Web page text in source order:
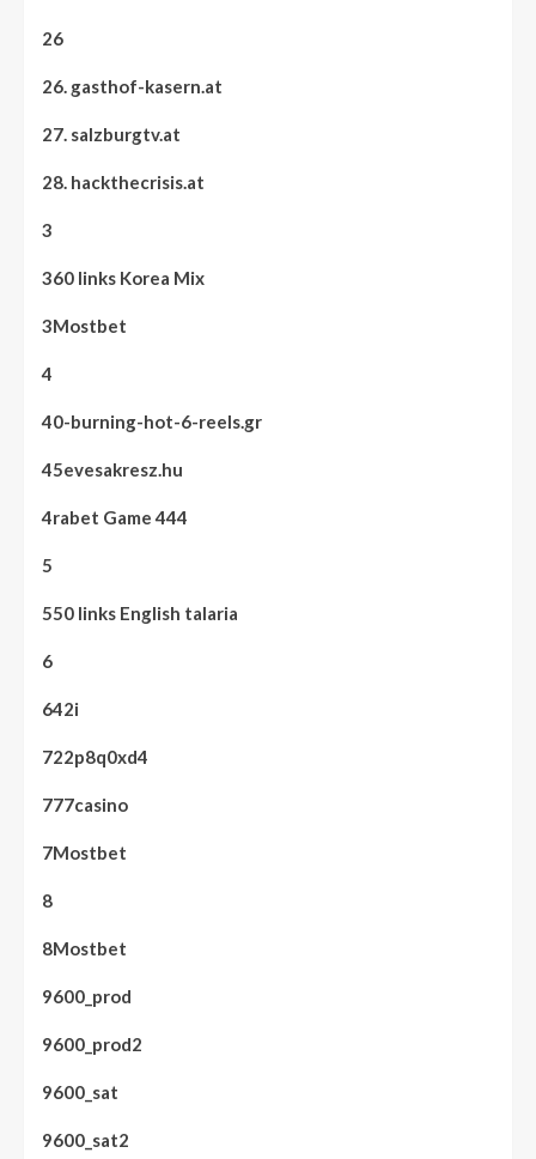
26
26. gasthof-kasern.at
27. salzburgtv.at
28. hackthecrisis.at
3
360 links Korea Mix
3Mostbet
4
40-burning-hot-6-reels.gr
45evesakresz.hu
4rabet Game 444
5
550 links English talaria
6
642i
722p8q0xd4
777casino
7Mostbet
8
8Mostbet
9600_prod
9600_prod2
9600_sat
9600_sat2